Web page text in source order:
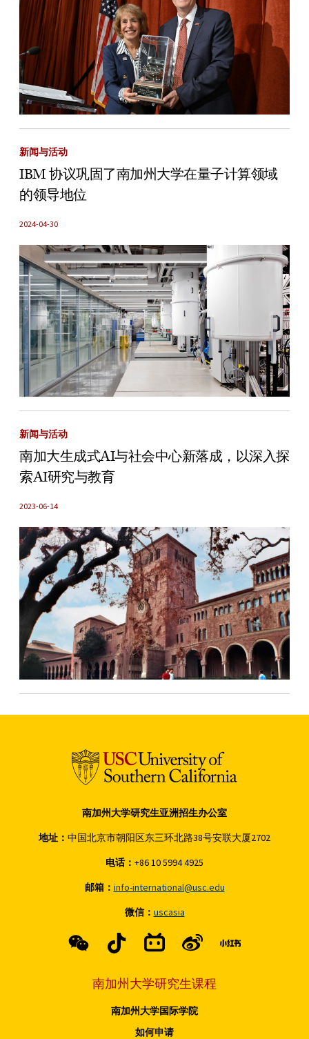
新闻与活动
IBM 协议巩固了南加州大学在量子计算领域
的领导地位
2024-04-30
新闻与活动
南加大生成式AI与社会中心新落成，以深入探
索AI研究与教育
2023-06-14
南加州大学研究生亚洲招生办公室
地址： 中国北京市朝阳区东三环北路38号安联大厦2702
电话： +86 10 5994 4925
邮箱： info-international@usc.edu
微信： uscasia
南加州大学研究生课程
南加州大学国际学院
如何申请